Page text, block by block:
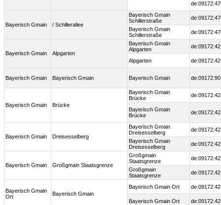
Bayerisch Gmain / Schillerallee
Bayerisch Gmain
Schillerstraße
Bayerisch Gmain
Schillerstraße
Bayerisch Gmain Alpgarten
Bayerisch Gmain
Alpgarten
Alpgarten
Bayerisch Gmain Bayerisch Gmain Bayerisch Gmain
Bayerisch Gmain Brücke
Bayerisch Gmain
Brücke
Bayerisch Gmain
Brücke
Bayerisch Gmain Dreisesselberg
Bayerisch Gmain
Dreisesselberg
Bayerisch Gmain
Dreisesselberg
Bayerisch Gmain Großgmain Staatsgrenze
Großgmain
Staatsgrenze
Großgmain
Staatsgrenze
Bayerisch Gmain
Ort
Bayerisch Gmain
Bayerisch Gmain Ort
Bayerisch Gmain Ort